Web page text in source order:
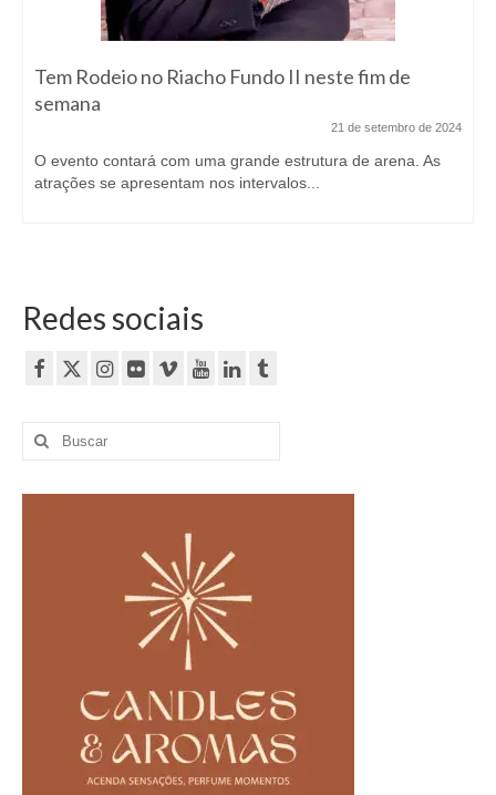
Tem Rodeio no Riacho Fundo II neste fim de
semana
21 de setembro de 2024
O evento contará com uma grande estrutura de arena. As
atrações se apresentam nos intervalos...
Redes sociais
Buscar
por: